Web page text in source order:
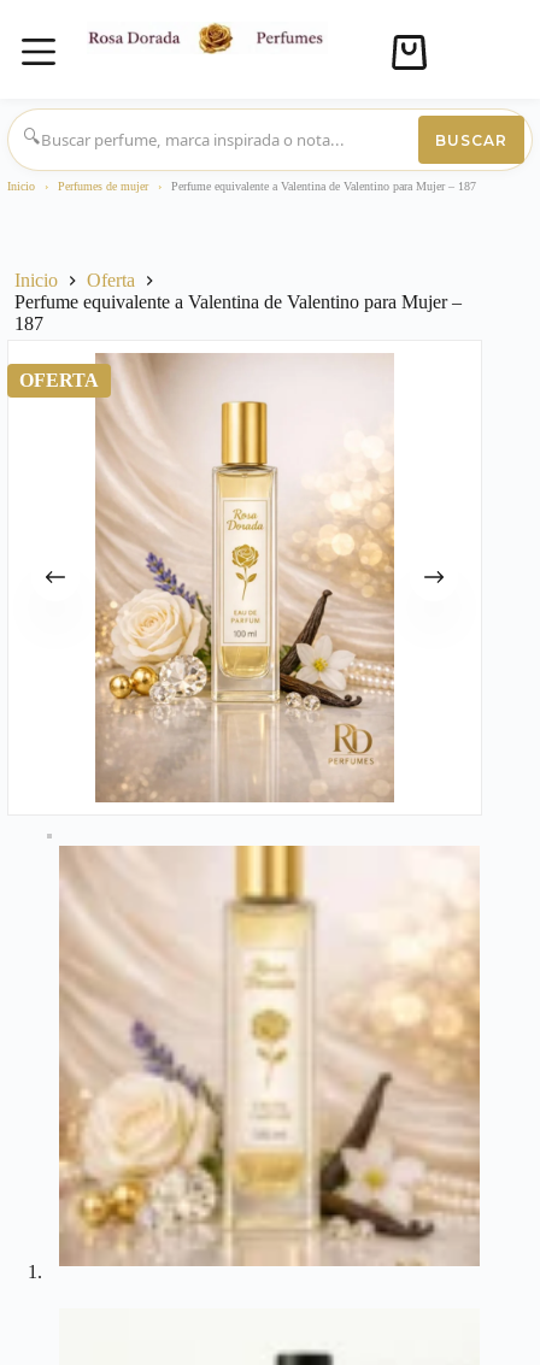
Saltar
al
contenido
Carro
compra
🔍
BUSCAR
Inicio › Perfumes de mujer › Perfume equivalente a Valentina de Valentino para Mujer – 187
Inicio
Oferta
Perfume equivalente a Valentina de Valentino para Mujer –
187
OFERTA